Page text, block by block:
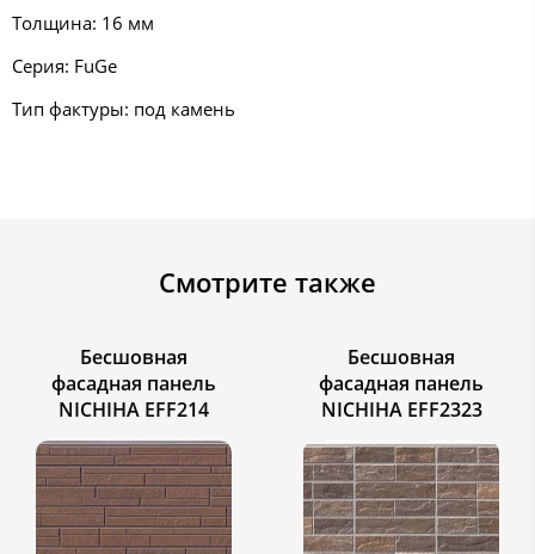
Толщина: 16 мм
Серия: FuGe
Тип фактуры: под камень
Смотрите также
Бесшовная
фасадная панель
NICHIHA EFF214
Бесшовная
фасадная панель
NICHIHA EFF2323